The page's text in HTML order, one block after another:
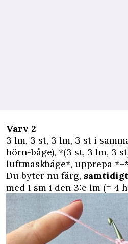
Varv 2
3 lm, 3 st, 3 lm, 3 st i
hörn-båge), *(3 st, 3 lm, 3
luftmaskbåge*, upprepa
Du byter nu färg, samtidigt
med 1 sm i den 3:e lm (= 4